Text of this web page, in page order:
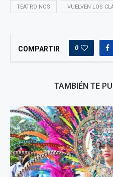
TEATRO NOS VUELVEN LOS
COMPARTIR 0
TAMBIÉN TE